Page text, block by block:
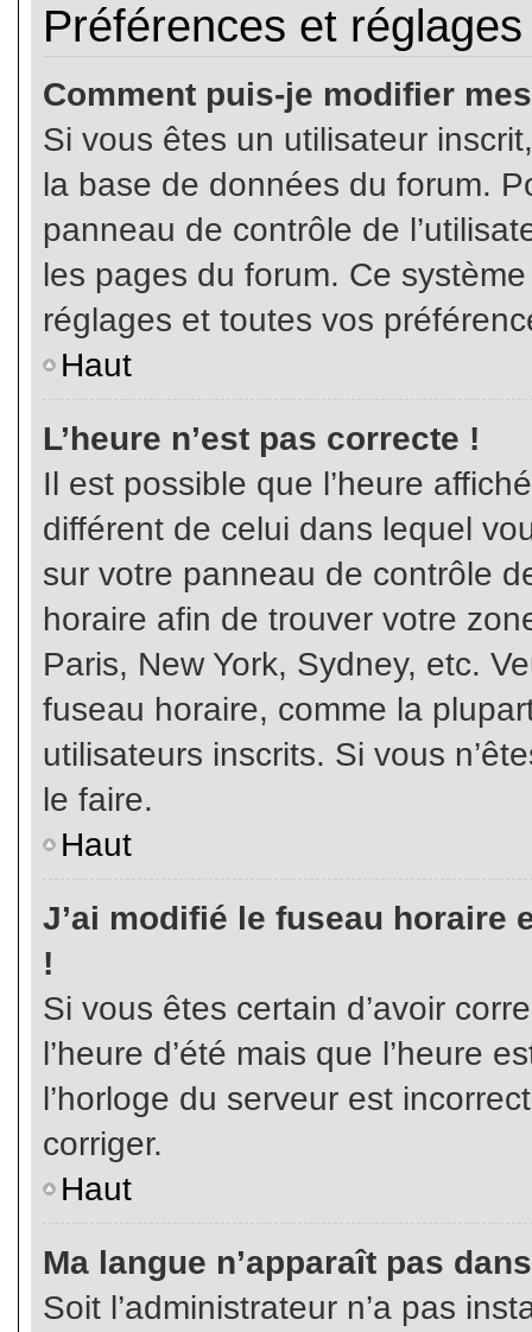
Préférences et
Comment puis-je modifier
Si vous êtes un utilisateur
la base de données du forum.
panneau de contrôle de
les pages du forum. Ce
réglages et toutes vos
Haut
L’heure n’est pas correcte !
Il est possible que l’heure
différent de celui dans lequel
sur votre panneau de contrôle
horaire afin de trouver votre
Paris, New York, Sydney, etc.
fuseau horaire, comme la
utilisateurs inscrits. Si vous
le faire.
Haut
J’ai modifié le fuseau horaire
!
Si vous êtes certain d’avoir
l’heure d’été mais que l’heure
l’horloge du serveur est
corriger.
Haut
Ma langue n’apparaît pas
Soit l’administrateur n’a pas